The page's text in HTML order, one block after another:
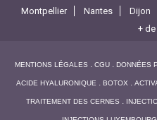
Montpellier
Nantes Dijon
+
MENTIONS LÉGALES CGU DONNÉES
ACIDE HYALURONIQUE BOTOX
TRAITEMENT DES CERNES